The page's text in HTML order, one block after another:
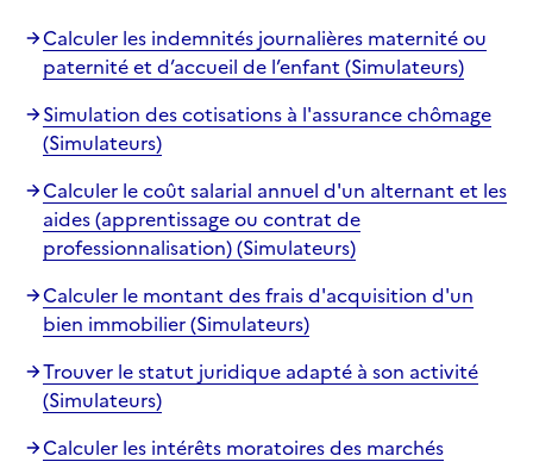
Calculer les indemnités journalières maternité ou
paternité et d’accueil de l’enfant (Simulateurs)
Simulation des cotisations à l'assurance chômage
(Simulateurs)
Calculer le coût salarial annuel d'un alternant et les
aides (apprentissage ou contrat de
professionnalisation) (Simulateurs)
Calculer le montant des frais d'acquisition d'un
bien immobilier (Simulateurs)
Trouver le statut juridique adapté à son activité
(Simulateurs)
Calculer les intérêts moratoires des marchés